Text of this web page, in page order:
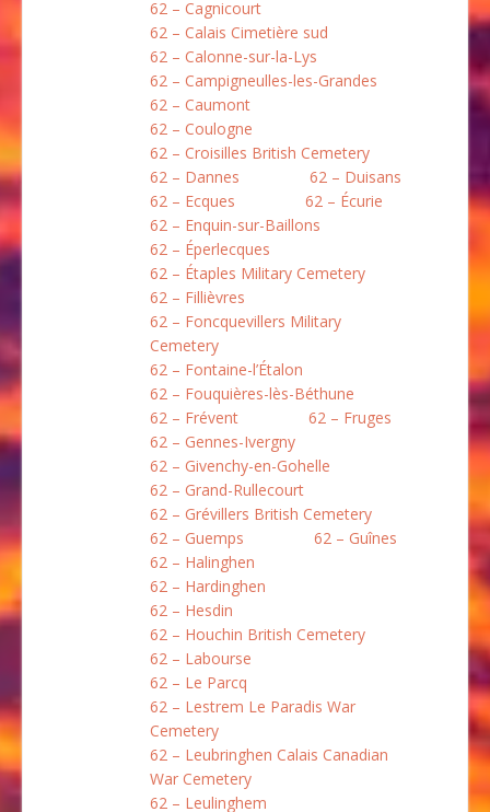
62 – Cagnicourt
62 – Calais Cimetière sud
62 – Calonne-sur-la-Lys
62 – Campigneulles-les-Grandes
62 – Caumont
62 – Coulogne
62 – Croisilles British Cemetery
62 – Dannes
62 – Duisans
62 – Ecques
62 – Écurie
62 – Enquin-sur-Baillons
62 – Éperlecques
62 – Étaples Military Cemetery
62 – Fillièvres
62 – Foncquevillers Military
Cemetery
62 – Fontaine-l’Étalon
62 – Fouquières-lès-Béthune
62 – Frévent
62 – Fruges
62 – Gennes-Ivergny
62 – Givenchy-en-Gohelle
62 – Grand-Rullecourt
62 – Grévillers British Cemetery
62 – Guemps
62 – Guînes
62 – Halinghen
62 – Hardinghen
62 – Hesdin
62 – Houchin British Cemetery
62 – Labourse
62 – Le Parcq
62 – Lestrem Le Paradis War
Cemetery
62 – Leubringhen Calais Canadian
War Cemetery
62 – Leulinghem